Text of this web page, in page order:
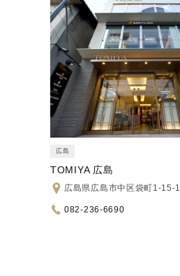
広島
TOMIYA 広島
広島県広島市中区袋町1-15-1
082-236-6690